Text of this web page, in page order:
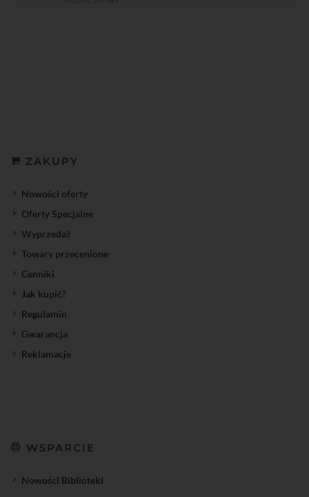
ZAKUPY
Nowości oferty
Oferty Specjalne
Wyprzedaż
Towary przecenione
Cenniki
Jak kupić?
Regulamin
Gwarancja
Reklamacje
WSPARCIE
Nowości Biblioteki